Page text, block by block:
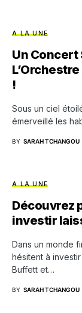
A LA UNE
Un Concert
!
Sous un ciel
émerveillé les
BY SARAH TCHANGOU
A LA UNE
Découvrez
investir
Dans un monde
hésitent à
Buffett et…
BY SARAH TCHANGOU